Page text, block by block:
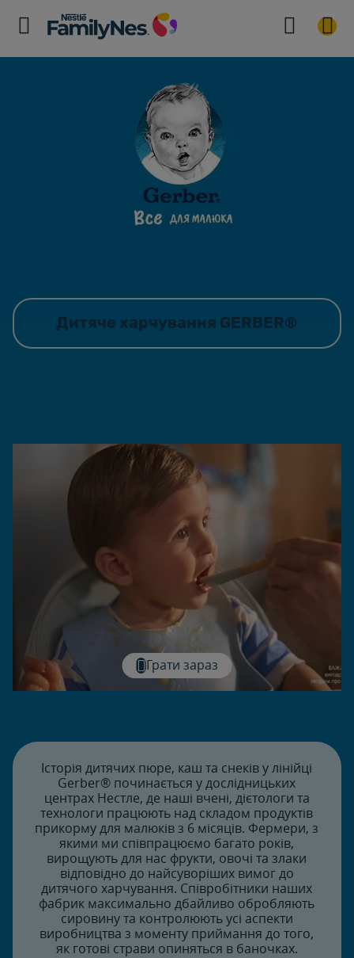
Дитяче харчування GERBER®
Грати зараз
Історія дитячих пюре, каш та снеків у лінійці
Gerber® починається у дослідницьких
центрах Нестле, де наші вчені, дієтологи та
технологи працюють над складом продуктів
прикорму для малюків з 6 місяців. Фермери, з
якими ми співпрацюємо багато років,
вирощують для нас фрукти, овочі та злаки
відповідно до найсуворіших вимог до
дитячого харчування. Співробітники наших
фабрик максимально дбайливо обробляють
сировину та контролюють усі аспекти
виробництва з моменту приймання до того,
як готові страви опиняться в баночках.